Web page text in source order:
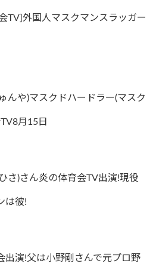
TV]外国人マスクマンスラッガー
んや)マスクドハードラー(マスク
月15日
さ)さん炎の体育会TV出演!現役
は彼!
出演!父は小野剛さんで元プロ野